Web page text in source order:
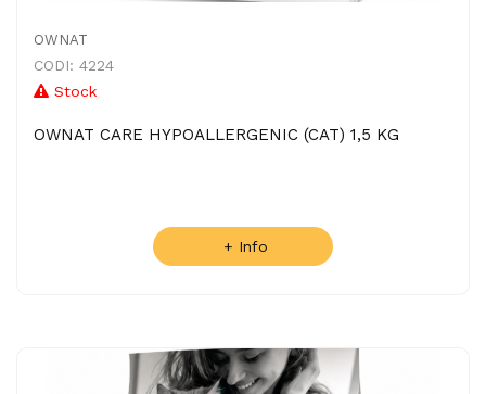
OWNAT
CODI: 4224
Stock
OWNAT CARE HYPOALLERGENIC (CAT) 1,5 KG
+ Info